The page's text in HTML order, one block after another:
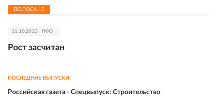
ПОЛОСА 15
11.10.2023 ПФО
Рост засчитан
ПОСЛЕДНИЕ ВЫПУСКИ:
Российская газета - Спецвыпуск: Строительство